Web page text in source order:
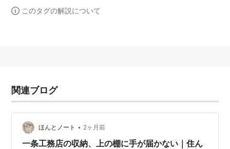
このタグの解説について
関連ブログ
ほんとノート • 2ヶ月前
一条工務店の収納、上の棚に手が届かない｜住ん